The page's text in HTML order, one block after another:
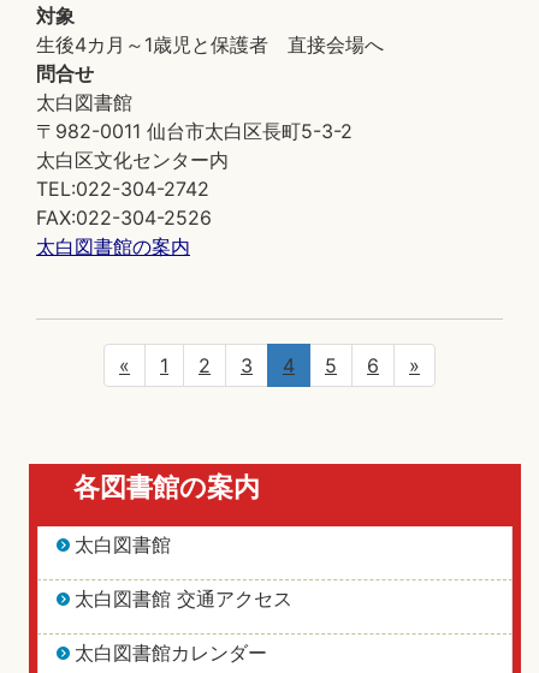
対象
生後4カ月～1歳児と保護者 直接会場へ
問合せ
太白図書館
〒982-0011 仙台市太白区長町5-3-2
太白区文化センター内
TEL:022-304-2742
FAX:022-304-2526
太白図書館の案内
« 1 2 3 4 5 6 »
各図書館の案内
太白図書館
太白図書館 交通アクセス
太白図書館カレンダー